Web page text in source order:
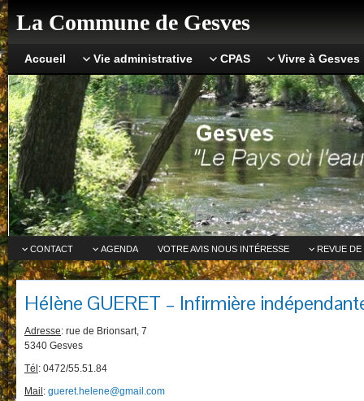
La Commune de Gesves
Accueil Vie administrative CPAS Vivre à Gesves
CONTACT AGENDA VOTRE AVIS NOUS INTÉRESSE REVUE DE
Hélène GUERET – Infirmière
Adresse: rue de Brionsart, 7
5340 Gesves
Tél : 0472/55.51.84
Mail : gueret.helene@gmail.com